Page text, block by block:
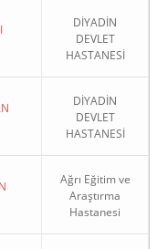
DİYADİN
DEVLET
HASTANESİ
DİYADİN
DEVLET
HASTANESİ
Ağrı Eğitim ve
Araştırma
Hastanesi